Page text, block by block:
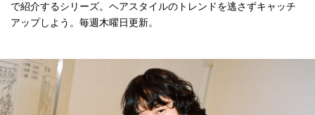
で紹介するシリーズ。ヘアスタイルのトレンドを逃さずキャッチ
アップしよう。毎週木曜日更新。